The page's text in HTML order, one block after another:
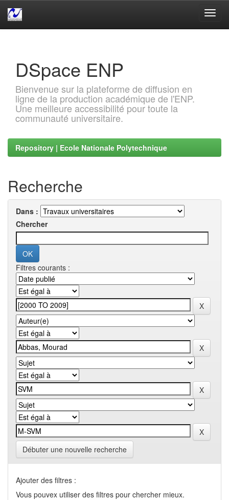
DSpace ENP
Bienvenue sur la plateforme de diffusion en
ligne de la production académique de l'ENP.
Une meilleure accessibilité pour toute la
communauté universitaire.
Repository | Ecole Nationale Polytechnique
Recherche
Dans :
Chercher
Filtres courants :
Débuter une nouvelle recherche
Ajouter des filtres :
Vous pouvex utiliser des filtres pour chercher mieux.